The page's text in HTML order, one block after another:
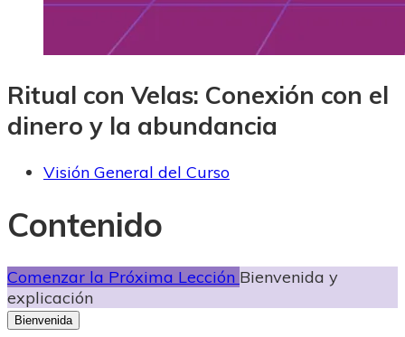
Ritual con Velas: Conexión con el
dinero y la abundancia
Visión General del Curso
Contenido
Comenzar la Próxima Lección Bienvenida y
explicación
Bienvenida